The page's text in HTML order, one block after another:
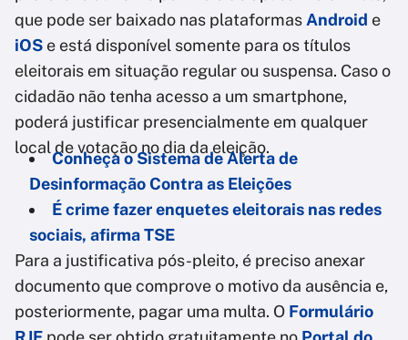
que pode ser baixado nas plataformasAndroid e
iOS e está disponível somente para os títulos
eleitorais em situação regular ou suspensa. Caso o
cidadão não tenha acesso a um smartphone,
poderá justificar presencialmente em qualquer
local de votação no dia da eleição.
Conheça o Sistema de Alerta de
Desinformação Contra as Eleições
É crime fazer enquetes eleitorais nas redes
sociais, afirma TSE
Para a justificativa pós-pleito, é preciso anexar
documento que comprove o motivo da ausência e,
posteriormente, pagar uma multa. O Formulário